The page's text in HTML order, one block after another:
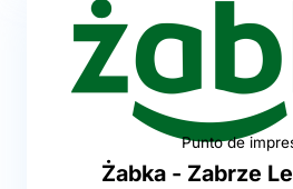
Punto de
Żabka - Zabrze